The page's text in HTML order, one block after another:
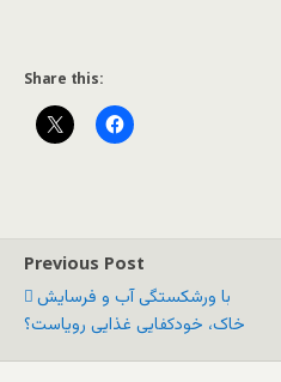
Share this:
Previous Post
با ورشکستگی آب و فرسایش
خاک، خودکفایی غذایی رویاست؟